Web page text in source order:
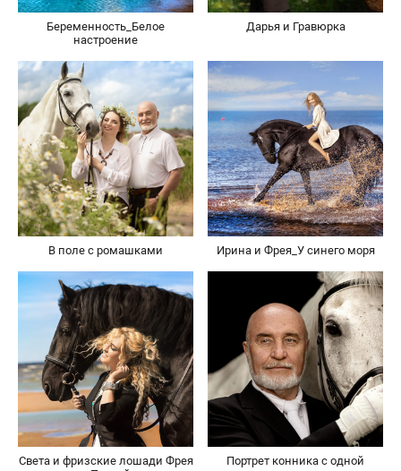
Беременность_Белое
настроение
Дарья и Гравюрка
В поле с ромашками Ирина и Фрея_У синего моря
Света и фризские лошади Фрея
Портрет конника с одной